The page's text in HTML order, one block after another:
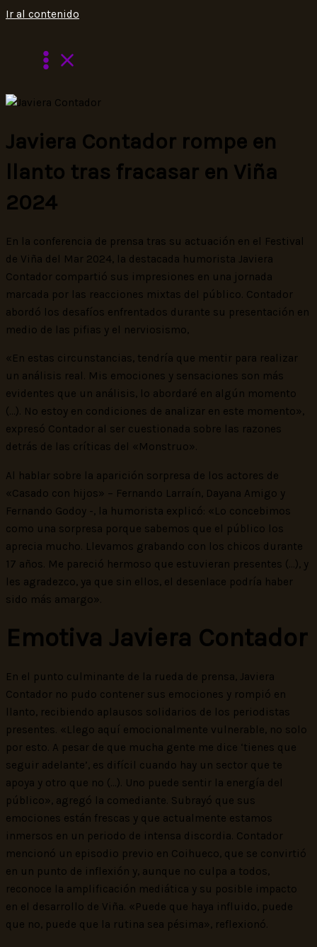
Ir al contenido
Javiera Contador rompe en
llanto tras fracasar en Viña
2024
En la conferencia de prensa tras su actuación en el Festival
de Viña del Mar 2024, la destacada humorista Javiera
Contador compartió sus impresiones en una jornada
marcada por las reacciones mixtas del público. Contador
abordó los desafíos enfrentados durante su presentación en
medio de las pifias y el nerviosismo,
«En estas circunstancias, tendría que mentir para realizar
un análisis real. Mis emociones y sensaciones son más
evidentes que un análisis, lo abordaré en algún momento
(…). No estoy en condiciones de analizar en este momento»,
expresó Contador al ser cuestionada sobre las razones
detrás de las críticas del «Monstruo».
Al hablar sobre la aparición sorpresa de los actores de
«Casado con hijos» – Fernando Larraín, Dayana Amigo y
Fernando Godoy -, la humorista explicó: «Lo concebimos
como una sorpresa porque sabemos que el público los
aprecia mucho. Llevamos grabando con los chicos durante
17 años. Me pareció hermoso que estuvieran presentes (…), y
les agradezco, ya que sin ellos, el desenlace podría haber
sido más amargo».
Emotiva Javiera Contador
En el punto culminante de la rueda de prensa, Javiera
Contador no pudo contener sus emociones y rompió en
llanto, recibiendo aplausos solidarios de los periodistas
presentes. «Llego aquí emocionalmente vulnerable, no solo
por esto. A pesar de que mucha gente me dice ‘tienes que
seguir adelante’, es difícil cuando hay un sector que te
apoya y otro que no (…). Uno puede sentir la energía del
público», agregó la comediante. Subrayó que sus
emociones están frescas y que actualmente estamos
inmersos en un periodo de intensa discordia. Contador
mencionó un episodio previo en Coihueco, que se convirtió
en un punto de inflexión y, aunque no culpa a todos,
reconoce la amplificación mediática y su posible impacto
en el desarrollo de Viña. «Puede que haya influido, puede
que no, puede que la rutina sea pésima», reflexionó.